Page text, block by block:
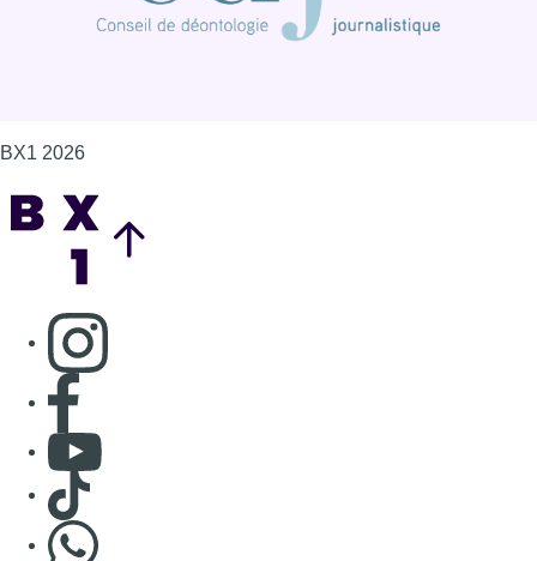
BX1 2026
Consulter page Instagram
Consulter page Facebook
Consulter Youtube
Consulter TikTok